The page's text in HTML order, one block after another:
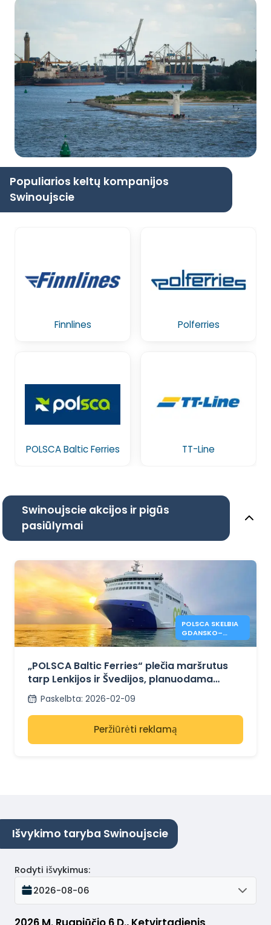
Populiarios keltų kompanijos
Swinoujscie
Finnlines Polferries
POLSCA Baltic Ferries TT-Line
Swinoujscie akcijos ir pigūs
pasiūlymai
POLSCA SKELBIA
GDANSKO–
KARLSHAMNO
PLANUS
„POLSCA Baltic Ferries“ plečia maršrutus
tarp Lenkijos ir Švedijos, planuodama
keltus į Gdanską ir Karlshamną.
Paskelbta: 2026-02-09
Peržiūrėti reklamą
Išvykimo taryba Swinoujscie
Rodyti išvykimus:
2026-08-06